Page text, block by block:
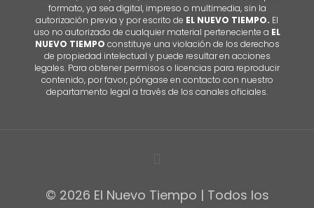
formato, ya sea digital, impreso o multimedia, sin la
autorización previa y por escrito de EL NUEVO TIEMPO. El
uso no autorizado de cualquier material perteneciente a EL
NUEVO TIEMPO constituye una violación de los derechos
de propiedad intelectual y puede resultar en acciones
legales. Para obtener permisos o licencias para reproducir
contenido, por favor, póngase en contacto con nuestro
departamento legal a través de los canales oficiales.
© 2026 El Nuevo Tiempo | Todos los